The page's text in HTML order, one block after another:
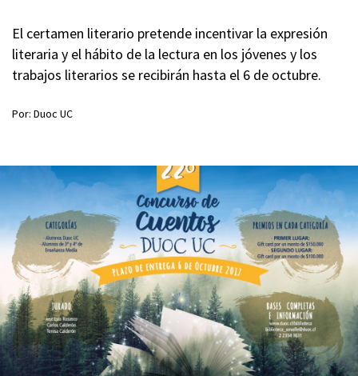
El certamen literario pretende incentivar la expresión
literaria y el hábito de la lectura en los jóvenes y los
trabajos literarios se recibirán hasta el 6 de octubre.
Por: Duoc UC